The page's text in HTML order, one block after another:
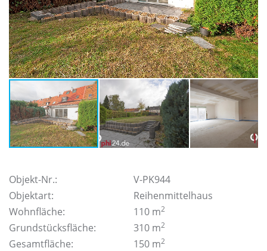
Objekt-Nr.:
V-PK944
Objektart:
Reihenmittelhaus
Wohnfläche:
110 m2
Grundstücksfläche: 310 m2
Gesamtfläche: 150 m2